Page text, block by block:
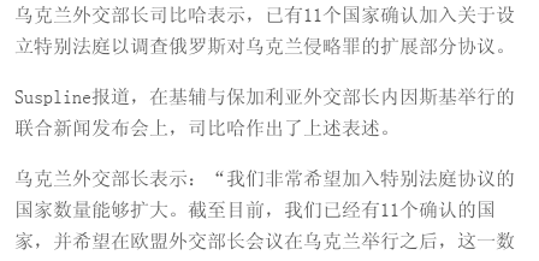
乌克兰外交部长司比哈表示，已有11个国家确认加入关于设
立特别法庭以调查俄罗斯对乌克兰侵略罪的扩展部分协议。
Suspline报道，在基辅与保加利亚外交部长内因斯基举行的
联合新闻发布会上，司比哈作出了上述表述。
乌克兰外交部长表示：“我们非常希望加入特别法庭协议的
国家数量能够扩大。截至目前，我们已经有11个确认的国
家，并希望在欧盟外交部长会议在乌克兰举行之后，这一数